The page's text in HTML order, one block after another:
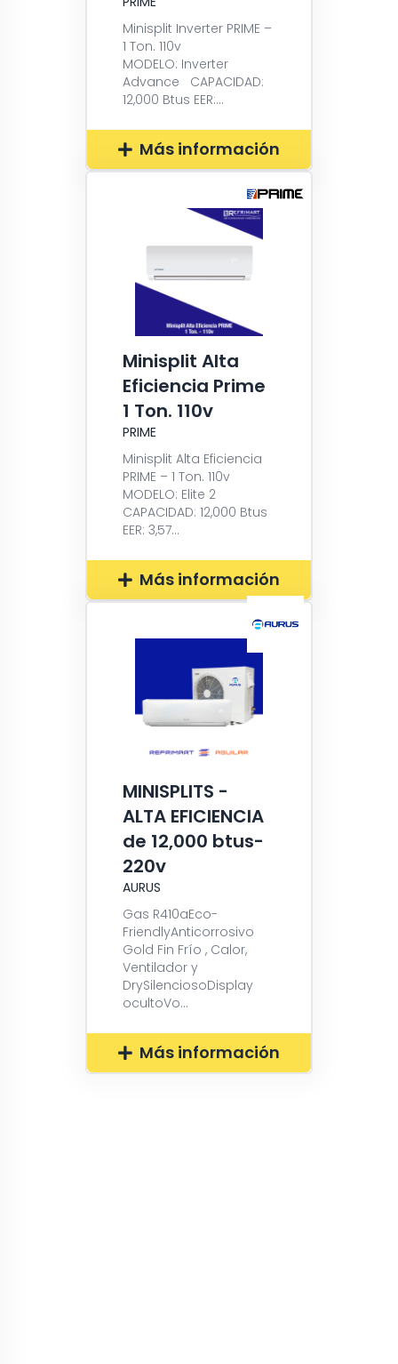
Minisplit Inverter PRIME –
1 Ton. 110v
MODELO: Inverter
Advance CAPACIDAD:
12,000 Btus EER:...
Más información
Minisplit Alta
Eficiencia Prime
1 Ton. 110v
PRIME
Minisplit Alta Eficiencia
PRIME – 1 Ton. 110v
MODELO: Elite 2
CAPACIDAD: 12,000 Btus
EER: 3,57...
Más información
MINISPLITS -
ALTA EFICIENCIA
de 12,000 btus-
220v
AURUS
Gas R410aEco-
FriendlyAnticorrosivo
Gold Fin Frío , Calor,
Ventilador y
DrySilenciosoDisplay
ocultoVo...
Más información